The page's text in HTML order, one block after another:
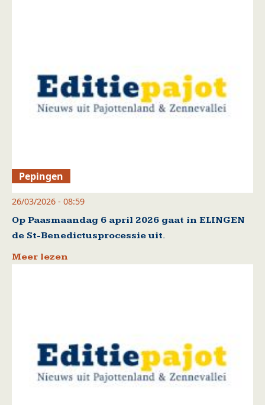
Pepingen
26/03/2026 - 08:59
Op Paasmaandag 6 april 2026 gaat in ELINGEN
de St-Benedictusprocessie uit.
Meer lezen